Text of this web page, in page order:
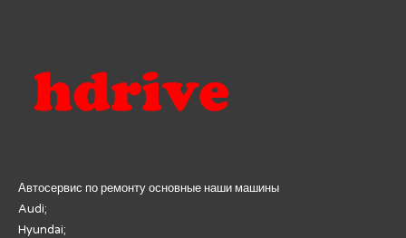
Автосервис по ремонту основные наши машины
Audi;
Hyundai;